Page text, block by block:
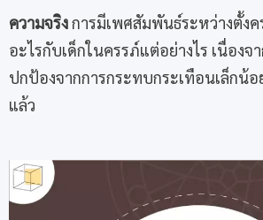
ความจริงการมีเพศสัมพันธ์ระหว่างตั้งค
อะไรกับเด็กในครรภ์แต่อย่างไร เนื่องจ
ปกป้องจากการกระทบกระเทือนเล็กน้อ
แล้ว